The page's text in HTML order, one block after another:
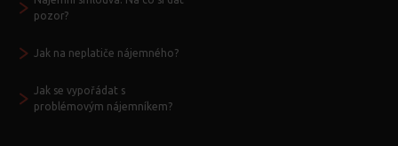
pozor?
Jak na neplatiče nájemného?
Jak se vypořádat s
problémovým nájemníkem?